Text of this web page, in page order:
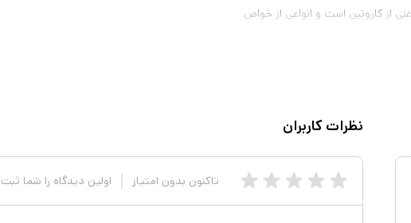
از کاروتین است و انواعی از خواص
ترجیحا در بسته های اصلی
نظرات کاربران
تاکنون بدون امتیاز اولین دیدگاه را شما